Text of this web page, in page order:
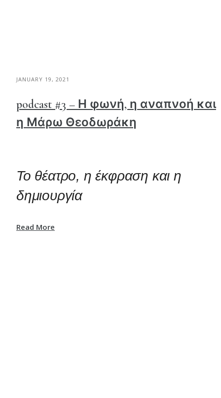
JANUARY 19, 2021
podcast #3 – Η φωνή, η αναπνοή και
η Μάρω Θεοδωράκη
Το θέατρο, η έκφραση και η
δημιουργία
Read More